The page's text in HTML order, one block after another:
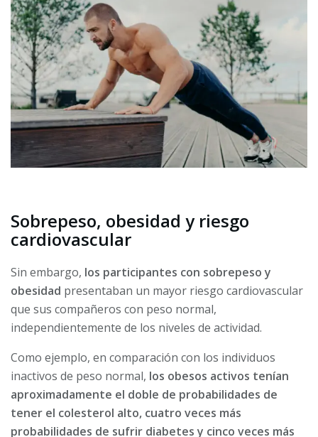
Sobrepeso, obesidad y riesgo
cardiovascular
Sin embargo, los participantes con sobrepeso y
obesidad presentaban un mayor riesgo cardiovascular
que sus compañeros con peso normal,
independientemente de los niveles de actividad.
Como ejemplo, en comparación con los individuos
inactivos de peso normal, los obesos activos tenían
aproximadamente el doble de probabilidades de
tener el colesterol alto, cuatro veces más
probabilidades de sufrir diabetes y cinco veces más